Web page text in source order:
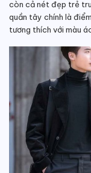
còn cả nét đẹp trẻ
quần tây chính là
tương thích với màu